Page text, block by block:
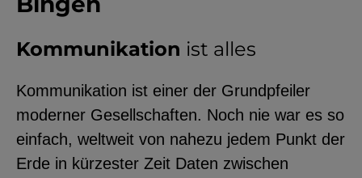
Kommunikation ist alles
Kommunikation ist einer der Grundpfeiler
moderner Gesellschaften. Noch nie war es so
einfach, weltweit von nahezu jedem Punkt der
Erde in kürzester Zeit Daten zwischen
Benutzerdaten durch
Drittanbieter, bspw. über das
Einbinden externer Videos,
Standortdaten oder
Stellenanzeigen.